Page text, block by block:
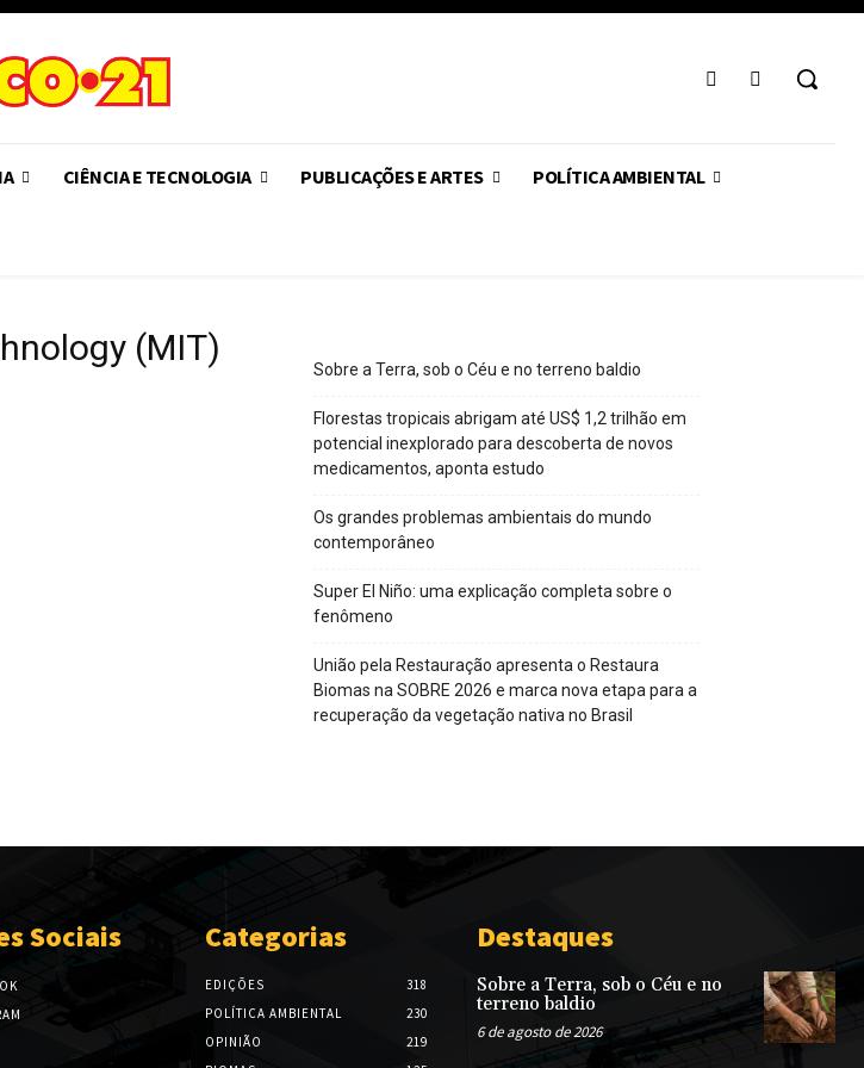
CIÊNCIA E TECNOLOGIA PUBLICAÇÕES E ARTES POLÍTICA AMBIENTAL
(MIT)
Sobre a Terra, sob o Céu e no terreno baldio
Florestas tropicais abrigam até US$ 1,2 trilhão em
potencial inexplorado para descoberta de novos
medicamentos, aponta estudo
Os grandes problemas ambientais do mundo
contemporâneo
Super El Niño: uma explicação completa sobre o
fenômeno
União pela Restauração apresenta o Restaura
Biomas na SOBRE 2026 e marca nova etapa para a
recuperação da vegetação nativa no Brasil
Sociais Categorias
EDIÇÕES
318
POLÍTICA AMBIENTAL
230
OPINIÃO
219
Destaques
Sobre a Terra, sob o Céu e no
terreno baldio
6 de agosto de 2026